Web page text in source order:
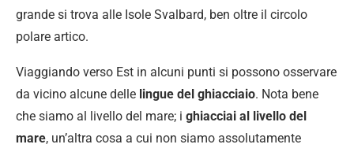
grande si trova alle Isole Svalbard, ben oltre il circolo
polare artico.
Viaggiando verso Est in alcuni punti si possono osservare
da vicino alcune delle lingue del ghiacciaio. Nota bene
che siamo al livello del mare; i ghiacciai al livello del
mare, un’altra cosa a cui non siamo assolutamente